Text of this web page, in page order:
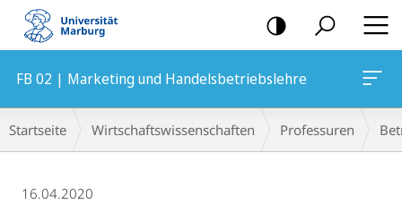
Mobile-
Navigation
FB 02 | Marketing und Handelsbetriebslehre
Breadcrumb-
Navigation
Startseite Wirtschaftswissenschaften Professuren
16.04.2020